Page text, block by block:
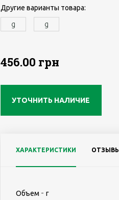
Другие варианты товара:
g
g
456.00 грн
УТОЧНИТЬ НАЛИЧИЕ
ХАРАКТЕРИСТИКИ
Объем - г